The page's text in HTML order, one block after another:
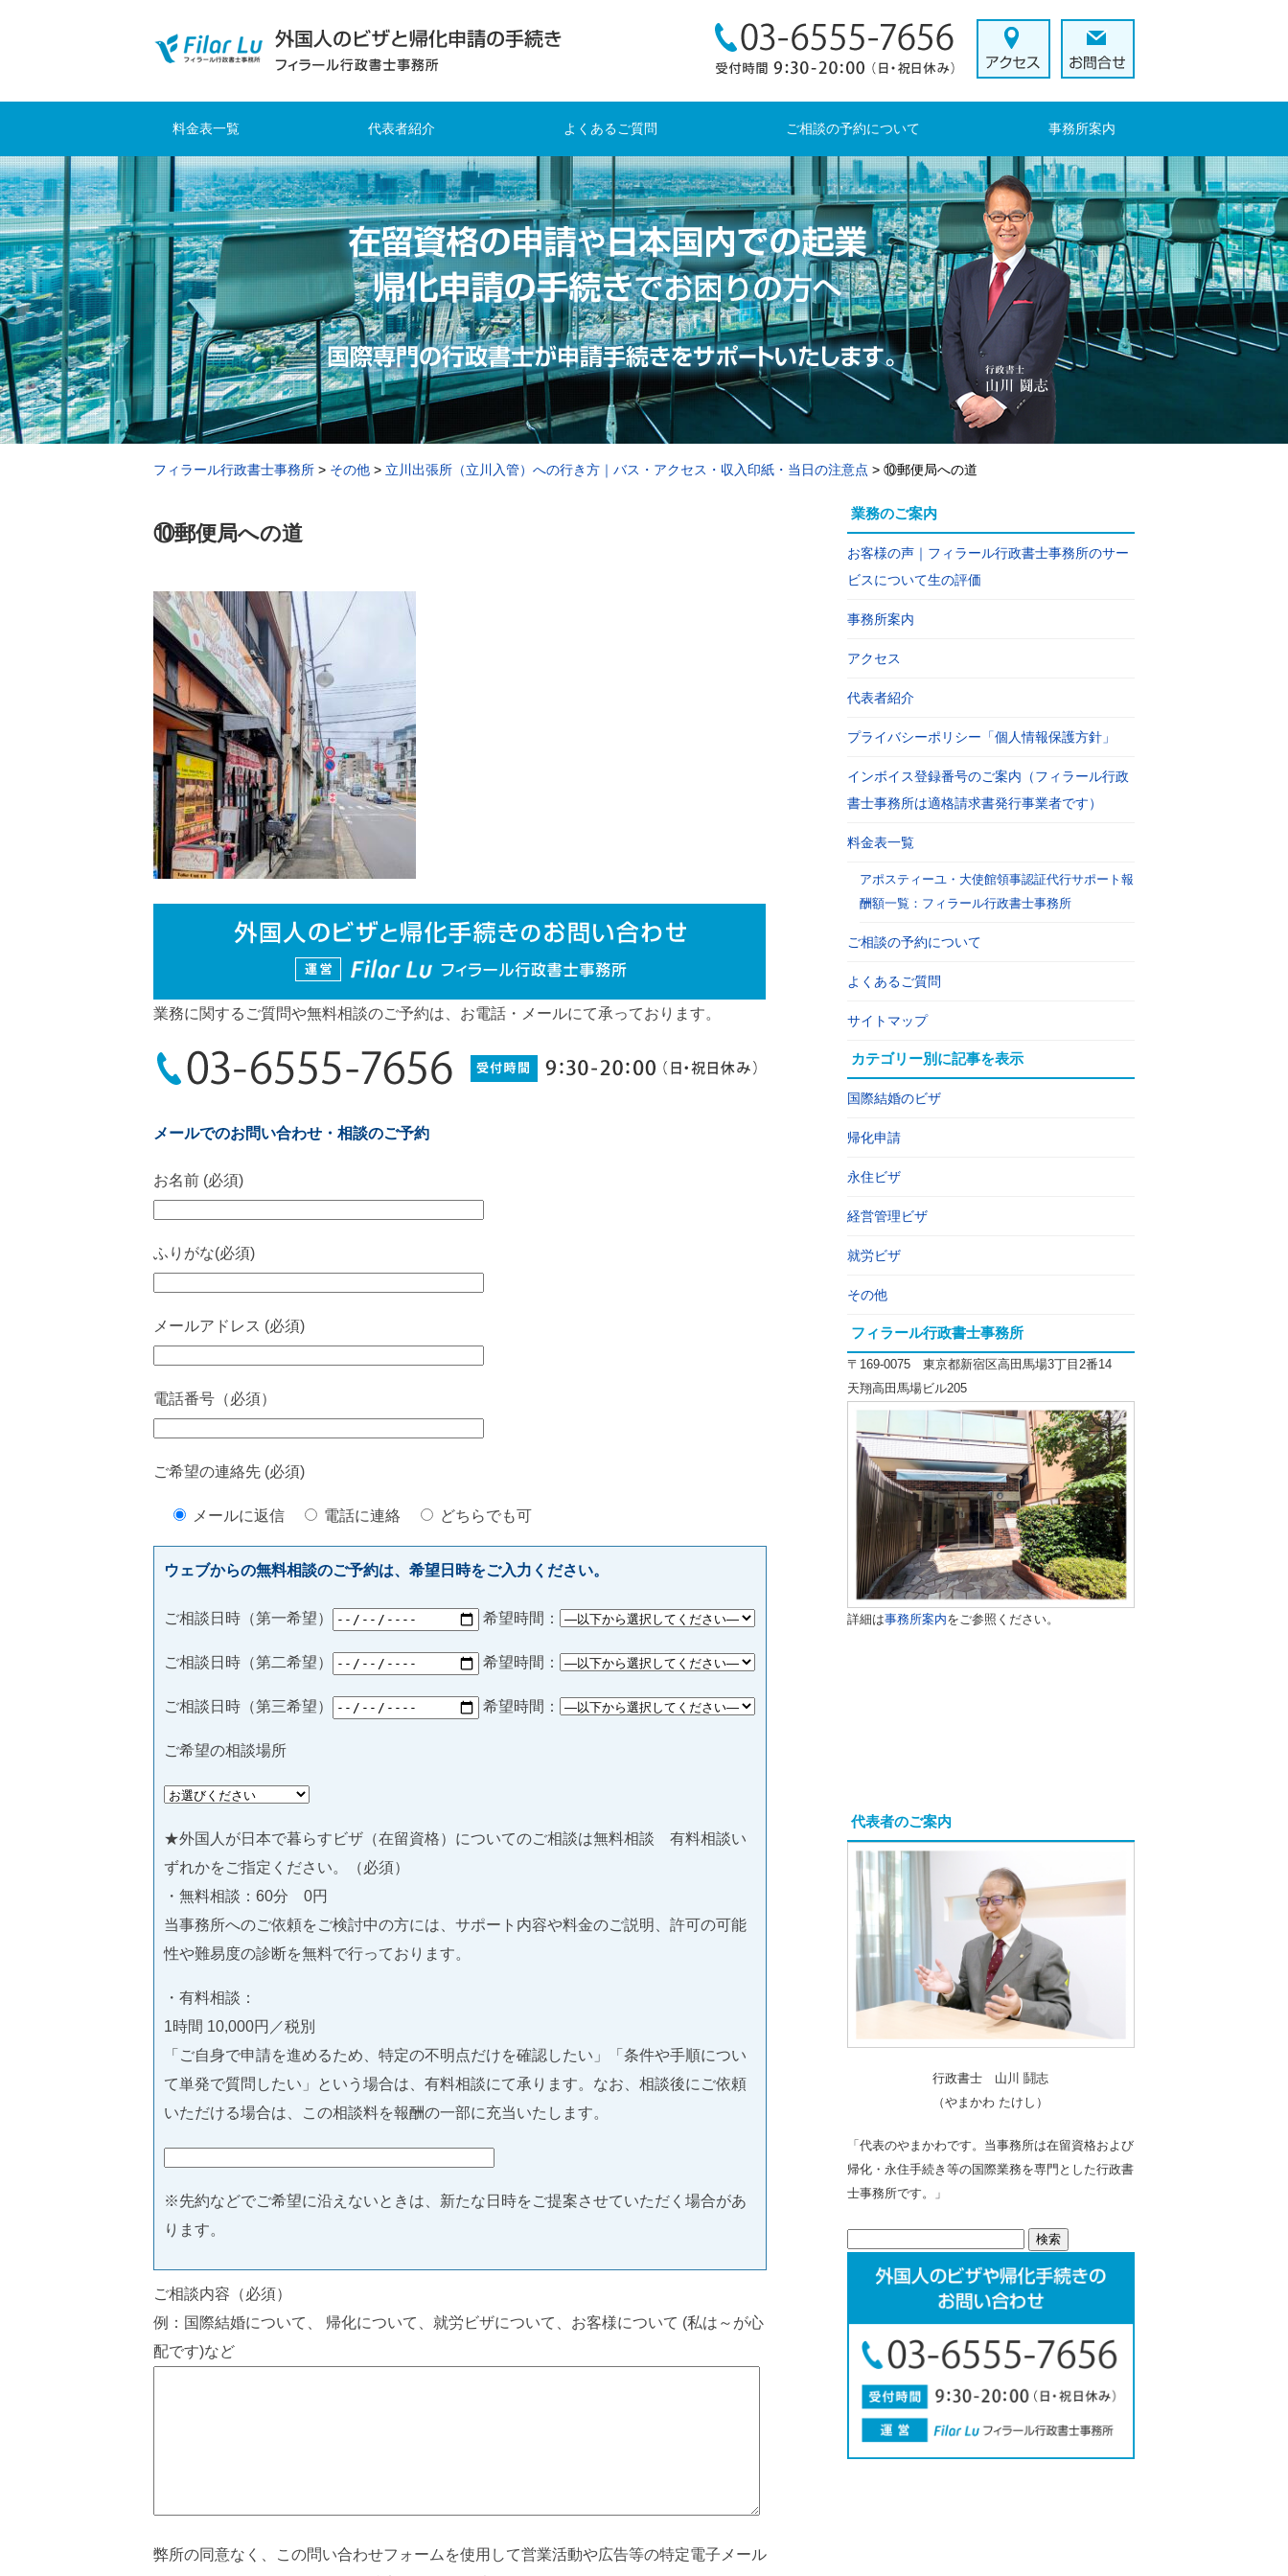
料金表一覧 代表者紹介 よくあるご質問 ご相談の予約について 事務所案内
フィラール行政書士事務所 > その他 > 立川出張所（立川入管）への行き方｜バス・アクセス・収入印紙・当日の注意点 > ⑩郵便局への道
⑩郵便局への道
業務に関するご質問や無料相談のご予約は、お電話・メールにて承っております。
メールでのお問い合わせ・相談のご予約
お名前 (必須)
ふりがな(必須)
メールアドレス (必須)
電話番号（必須）
ご希望の連絡先 (必須)
メールに返信 電話に連絡 どちらでも可
ウェブからの無料相談のご予約は、希望日時をご入力ください。
ご相談日時（第一希望） 希望時間：
ご相談日時（第二希望） 希望時間：
ご相談日時（第三希望） 希望時間：
ご希望の相談場所
★外国人が日本で暮らすビザ（在留資格）についてのご相談は無料相談 有料相談い
ずれかをご指定ください。（必須）
・無料相談：60分 0円
当事務所へのご依頼をご検討中の方には、サポート内容や料金のご説明、許可の可能
性や難易度の診断を無料で行っております。
・有料相談：
1時間 10,000円／税別
「ご自身で申請を進めるため、特定の不明点だけを確認したい」「条件や手順につい
て単発で質問したい」という場合は、有料相談にて承ります。なお、相談後にご依頼
いただける場合は、この相談料を報酬の一部に充当いたします。
※先約などでご希望に沿えないときは、新たな日時をご提案させていただく場合があ
ります。
ご相談内容（必須）
例：国際結婚について、 帰化について、就労ビザについて、お客様について (私は～が心
配です)など
弊所の同意なく、この問い合わせフォームを使用して営業活動や広告等の特定電子メール
業務のご案内
お客様の声｜フィラール行政書士事務所のサー
ビスについて生の評価
事務所案内
アクセス
代表者紹介
プライバシーポリシー「個人情報保護方針」
インボイス登録番号のご案内（フィラール行政
書士事務所は適格請求書発行事業者です）
料金表一覧
アポスティーユ・大使館領事認証代行サポート報
酬額一覧：フィラール行政書士事務所
ご相談の予約について
よくあるご質問
サイトマップ
カテゴリー別に記事を表示
国際結婚のビザ
帰化申請
永住ビザ
経営管理ビザ
就労ビザ
その他
フィラール行政書士事務所
〒169-0075 東京都新宿区高田馬場3丁目2番14
天翔高田馬場ビル205
詳細は事務所案内をご参照ください。
代表者のご案内
行政書士 山川 鬪志
（やまかわ たけし）
「代表のやまかわです。当事務所は在留資格および
帰化・永住手続き等の国際業務を専門とした行政書
士事務所です。」